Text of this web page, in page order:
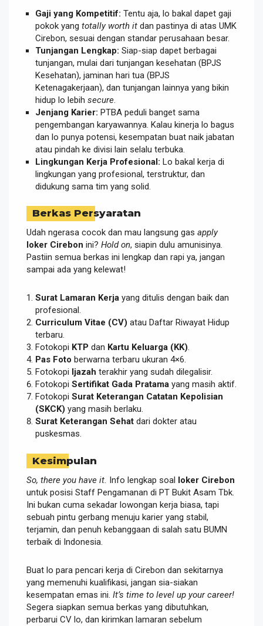
Gaji yang Kompetitif: Tentu aja, lo bakal dapet gaji
pokok yang totally worth it dan pastinya di atas UMK
Cirebon, sesuai dengan standar perusahaan besar.
Tunjangan Lengkap: Siap-siap dapet berbagai
tunjangan, mulai dari tunjangan kesehatan (BPJS
Kesehatan), jaminan hari tua (BPJS
Ketenagakerjaan), dan tunjangan lainnya yang bikin
hidup lo lebih secure
Jenjang Karier: PTBA peduli banget sama
pengembangan karyawannya. Kalau kinerja lo bagus
dan lo punya potensi, kesempatan buat naik jabatan
atau pindah ke divisi lain selalu terbuka.
Lingkungan Kerja Profesional: Lo bakal kerja di
lingkungan yang profesional, terstruktur, dan
didukung sama tim yang solid.
Berkas Persyaratan
Udah ngerasa cocok dan mau langsung gas apply
loker Cirebon ini? Hold on, siapin dulu amunisinya.
Pastiin semua berkas ini lengkap dan rapi ya, jangan
sampai ada yang kelewat!
Surat Lamaran Kerja yang ditulis dengan baik dan
profesional.
Curriculum Vitae (CV) atau Daftar Riwayat Hidup
terbaru.
Fotokopi KTP dan Kartu Keluarga (KK).
Pas Foto berwarna terbaru ukuran 4×6.
Fotokopi Ijazah terakhir yang sudah dilegalisir.
Fotokopi Sertifikat Gada Pratama yang masih aktif.
Fotokopi Surat Keterangan Catatan Kepolisian
(SKCK) yang masih berlaku.
Surat Keterangan Sehat dari dokter atau
puskesmas.
Kesimpulan
So, there you have it. Info lengkap soal loker Cirebon
untuk posisi Staff Pengamanan di PT Bukit Asam Tbk.
Ini bukan cuma sekadar lowongan kerja biasa, tapi
sebuah pintu gerbang menuju karier yang stabil,
terjamin, dan penuh kebanggaan di salah satu BUMN
terbaik di Indonesia.
Buat lo para pencari kerja di Cirebon dan sekitarnya
yang memenuhi kualifikasi, jangan sia-siakan
kesempatan emas ini. It’s time to level up your career!
Segera siapkan semua berkas yang dibutuhkan,
perbarui CV lo, dan kirimkan lamaran sebelum